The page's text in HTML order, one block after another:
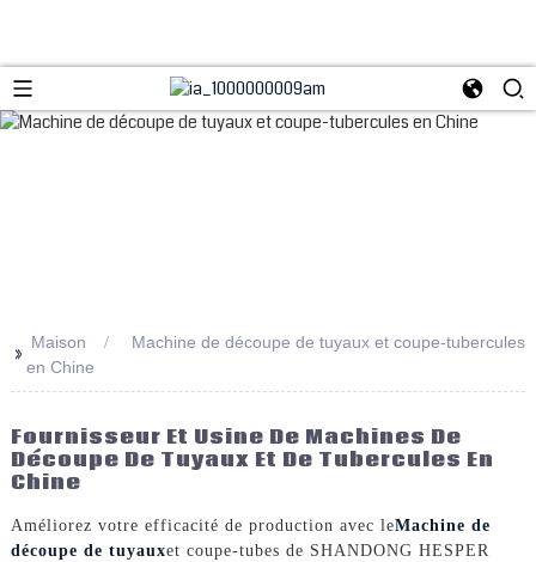
>> Maison
Machine de découpe de tuyaux et coupe-tubercules
en Chine
Fournisseur Et Usine De Machines De
Découpe De Tuyaux Et De Tubercules En
Chine
Améliorez votre efficacité de production avec leMachine de
découpe de tuyauxet coupe-tubes de SHANDONG HESPER